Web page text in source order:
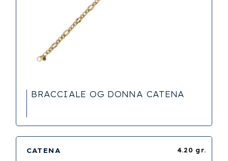
BRACCIALE OG DONNA CATENA
4.20 gr.
CATENA